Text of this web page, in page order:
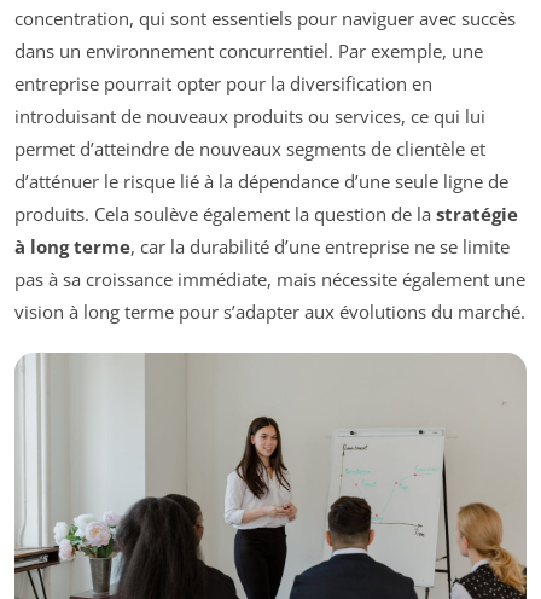
concentration, qui sont essentiels pour naviguer avec succès
dans un environnement concurrentiel. Par exemple, une
entreprise pourrait opter pour la diversification en
introduisant de nouveaux produits ou services, ce qui lui
permet d’atteindre de nouveaux segments de clientèle et
d’atténuer le risque lié à la dépendance d’une seule ligne de
produits. Cela soulève également la question de la stratégie
à long terme, car la durabilité d’une entreprise ne se limite
pas à sa croissance immédiate, mais nécessite également une
vision à long terme pour s’adapter aux évolutions du marché.